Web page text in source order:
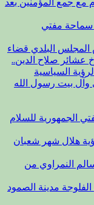
سماحة مفتي
المجلس البلدي قضاء
صلاح الدين..
السياسية
وآل بيت رسول الله
الجمهورية للسلام
رؤية هلال شهر شعبان
النمراوي من
مدينة الصمود